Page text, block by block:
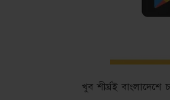
খুব শীর্ঘ্রই